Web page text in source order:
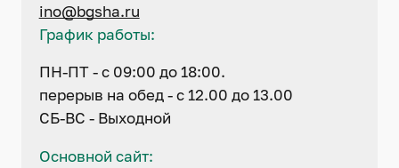
ino@bgsha.ru
График работы:
ПН-ПТ - с 09:00 до 18:00.
перерыв на обед - с 12.00 до 13.00
СБ-ВС - Выходной
Основной сайт: